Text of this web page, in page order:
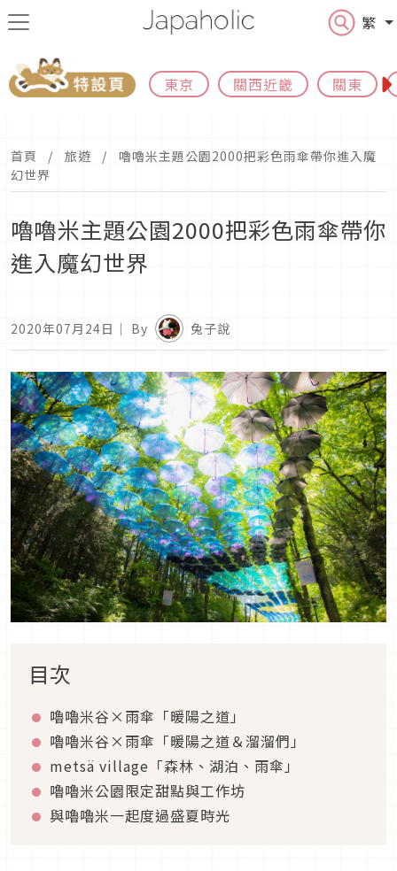
繁
東京 關西近畿 關東
首頁 旅遊
嚕嚕米主題公園2000把彩色雨傘帶你進入魔
幻世界
嚕嚕米主題公園2000把彩色雨傘帶你
進入魔幻世界
2020年07月24日 ｜ By 兔子說
目次
嚕嚕米谷×雨傘「暖陽之道」
嚕嚕米谷×雨傘「暖陽之道＆溜溜們」
metsä village「森林、湖泊、雨傘」
嚕嚕米公園限定甜點與工作坊
與嚕嚕米一起度過盛夏時光